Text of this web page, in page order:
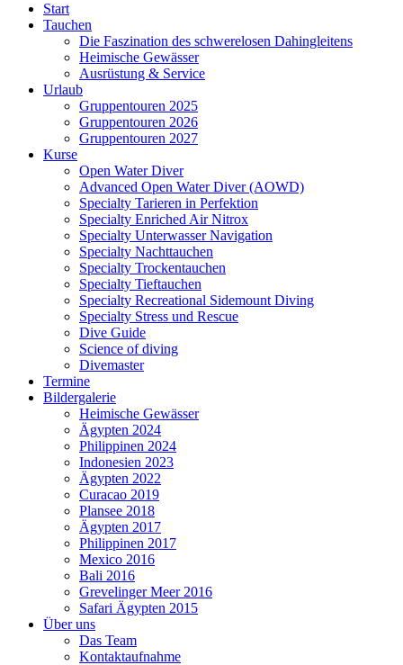
Start
Tauchen
Die Faszination des schwerelosen Dahingleitens
Heimische Gewässer
Ausrüstung & Service
Urlaub
Gruppentouren 2025
Gruppentouren 2026
Gruppentouren 2027
Kurse
Open Water Diver
Advanced Open Water Diver (AOWD)
Specialty Tarieren in Perfektion
Specialty Enriched Air Nitrox
Specialty Unterwasser Navigation
Specialty Nachttauchen
Specialty Trockentauchen
Specialty Tieftauchen
Specialty Recreational Sidemount Diving
Specialty Stress und Rescue
Dive Guide
Science of diving
Divemaster
Termine
Bildergalerie
Heimische Gewässer
Ägypten 2024
Philippinen 2024
Indonesien 2023
Ägypten 2022
Curacao 2019
Plansee 2018
Ägypten 2017
Philippinen 2017
Mexico 2016
Bali 2016
Grevelinger Meer 2016
Safari Ägypten 2015
Über uns
Das Team
Kontaktaufnahme